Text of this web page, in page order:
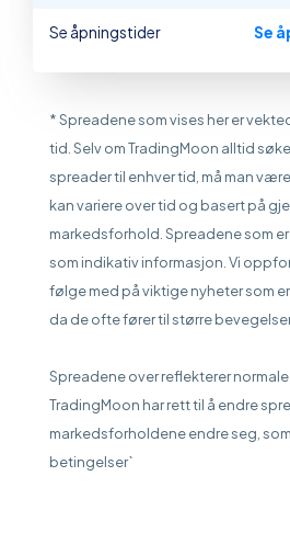
Se åpningstider Se
* Spreadene som vises her er
tid. Selv om TradingMoon alltid
spreader til enhver tid, må man
kan variere over tid og basert på
markedsforhold. Spreadene som
som indikativ informasjon. Vi
følge med på viktige nyheter som
da de ofte fører til større
Spreadene over reflekterer
TradingMoon har rett til å endre
markedsforholdene endre seg,
betingelser`